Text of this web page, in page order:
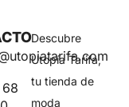
Descubre
Utopía Tarifa,
tu tienda de
moda